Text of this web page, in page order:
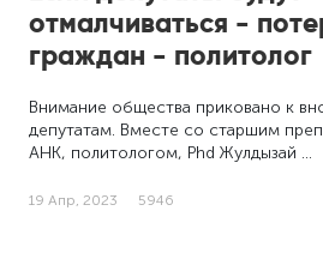
отмалчиваться -
граждан - политолог
Внимание общества приковано к
депутатам. Вместе со старшим
АНК, политологом, Phd Жулдызай …
19 Апр, 2023 5946